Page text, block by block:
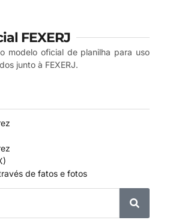
FEXERJ
modelo oficial de planilha para uso
junto à FEXERJ.
de fatos e fotos